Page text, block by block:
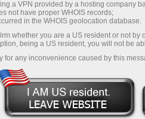
Buka akaun
Buka
Inilah sebabnya
a VPN provided by a hosting company
not have proper WHOIS records;
in the WHOIS geolocation database.
whether you are a US resident or not by
being a US resident, you will not be
for any inconvenience caused by this